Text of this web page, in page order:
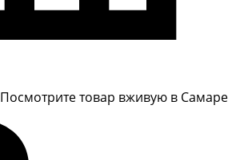
Посмотрите товар вживую в Самаре